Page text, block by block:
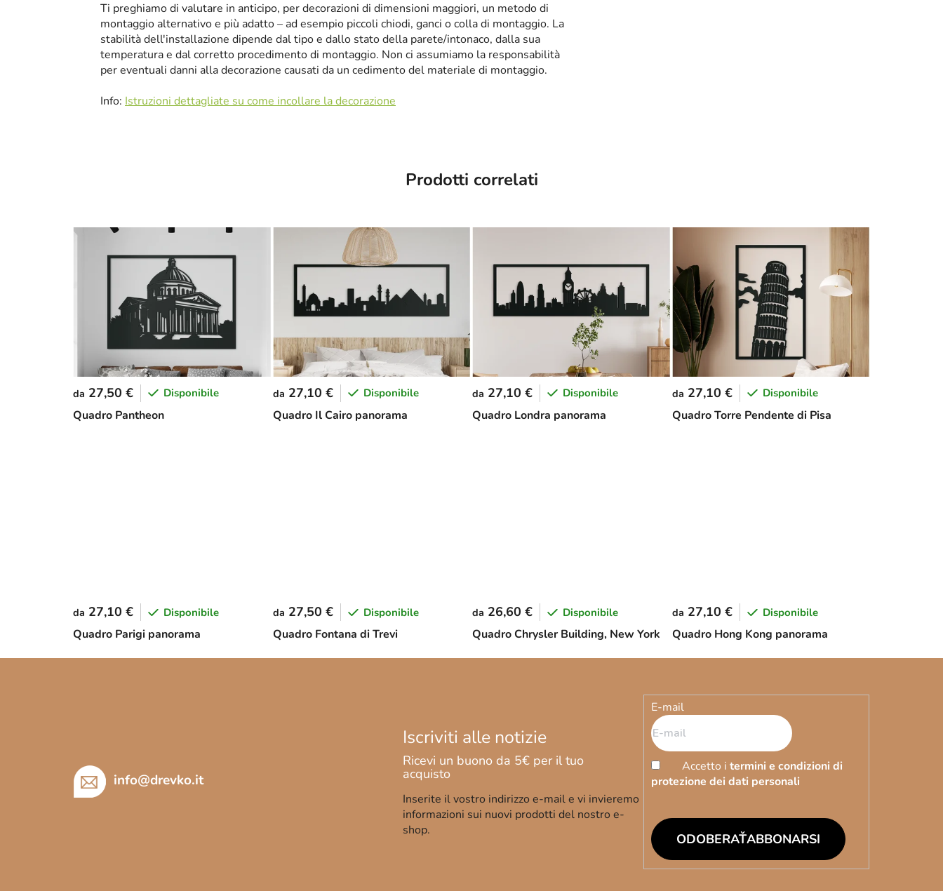
Ti preghiamo di valutare in anticipo, per decorazioni di dimensioni maggiori, un metodo di
montaggio alternativo e più adatto – ad esempio piccoli chiodi, ganci o colla di montaggio. La
stabilità dell'installazione dipende dal tipo e dallo stato della parete/intonaco, dalla sua
temperatura e dal corretto procedimento di montaggio. Non ci assumiamo la responsabilità
per eventuali danni alla decorazione causati da un cedimento del materiale di montaggio.
Info: Istruzioni dettagliate su come incollare la decorazione
Prodotti correlati
Quadro Pantheon
da 27,50 € Disponibile
Quadro Il Cairo panorama
da 27,10 € Disponibile
Quadro Londra panorama
da 27,10 € Disponibile
Quadro Torre Pendente di Pisa
da 27,10 € Disponibile
Quadro Parigi panorama
da 27,10 € Disponibile
Quadro Fontana di Trevi
da 27,50 € Disponibile
Quadro Chrysler Building, New York
da 26,60 € Disponibile
Quadro Hong Kong panorama
da 27,10 € Disponibile
info@drevko.it
Inserite il vostro indirizzo e-mail e vi invieremo
informazioni sui nuovi prodotti del nostro e-
shop.
E-mail
Accetto i termini e condizioni di
protezione dei dati personali
ABBONARSI